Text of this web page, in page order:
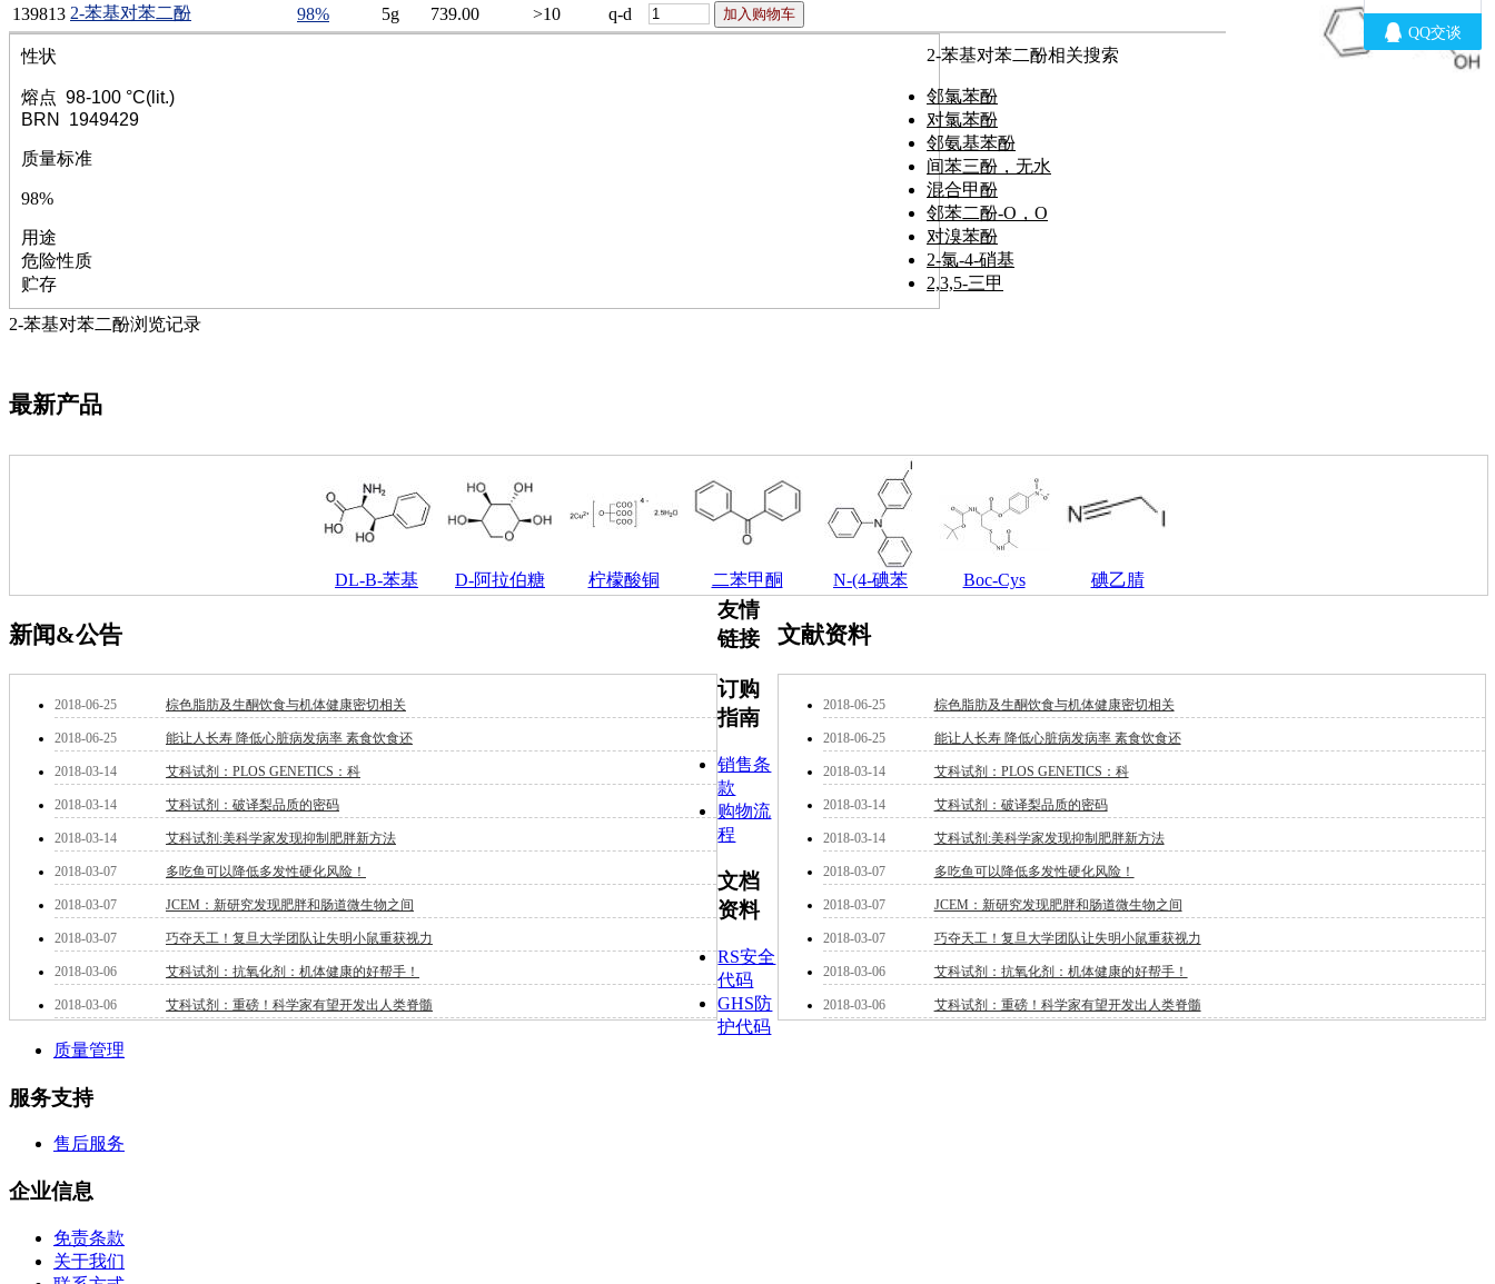
硫
铝
氯
锰
硅烷
酰氯
醚
钠
钼
萘
铌
铍
其它
筛
砷
石
松
素
钽
锑
铁
酮
烷
肟
烯
硒
溴
盐
吲哚
139813 2-苯基对苯二酚 98% 5g 739.00 >10 q-d
性状
熔点 98-100 °C(lit.)
BRN 1949429
质量标准
98%
用途
危险性质
贮存
2-苯基对苯二酚相关搜索
邻氯苯酚
对氯苯酚
邻氨基苯酚
间苯三酚，无水
混合甲酚
邻苯二酚-O，O
对溴苯酚
2-氯-4-硝基
2,3,5-三甲
2-苯基对苯二酚浏览记录
最新产品
DL-Β-苯基 D-阿拉伯糖 柠檬酸铜 二苯甲酮 N-(4-碘苯 Boc-Cys 碘乙腈
新闻&公告
2018-06-25 棕色脂肪及生酮饮食与机体健康密切相关
2018-06-25 能让人长寿 降低心脏病发病率 素食饮食还
2018-03-14 艾科试剂：PLOS GENETICS：科
2018-03-14 艾科试剂：破译梨品质的密码
2018-03-14 艾科试剂:美科学家发现抑制肥胖新方法
2018-03-07 多吃鱼可以降低多发性硬化风险！
2018-03-07 JCEM：新研究发现肥胖和肠道微生物之间
2018-03-07 巧夺天工！复旦大学团队让失明小鼠重获视力
2018-03-06 艾科试剂：抗氧化剂：机体健康的好帮手！
2018-03-06 艾科试剂：重磅！科学家有望开发出人类脊髓
文献资料
2018-06-25 棕色脂肪及生酮饮食与机体健康密切相关
2018-06-25 能让人长寿 降低心脏病发病率 素食饮食还
2018-03-14 艾科试剂：PLOS GENETICS：科
2018-03-14 艾科试剂：破译梨品质的密码
2018-03-14 艾科试剂:美科学家发现抑制肥胖新方法
2018-03-07 多吃鱼可以降低多发性硬化风险！
2018-03-07 JCEM：新研究发现肥胖和肠道微生物之间
2018-03-07 巧夺天工！复旦大学团队让失明小鼠重获视力
2018-03-06 艾科试剂：抗氧化剂：机体健康的好帮手！
2018-03-06 艾科试剂：重磅！科学家有望开发出人类脊髓
友情
链接
订购
指南
销售条
款
购物流
程
文档
资料
RS安全
代码
GHS防
护代码
质量管理
服务支持
售后服务
企业信息
免责条款
关于我们